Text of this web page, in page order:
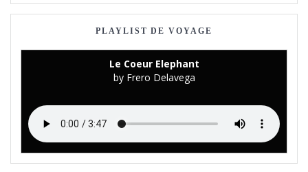
PLAYLIST DE VOYAGE
Le Coeur Elephant
by Frero Delavega